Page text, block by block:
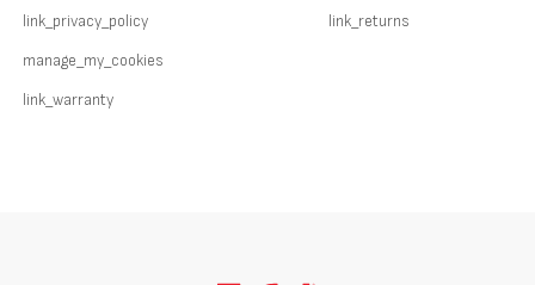
link_privacy_policy
manage_my_cookies
link_warranty
link_returns